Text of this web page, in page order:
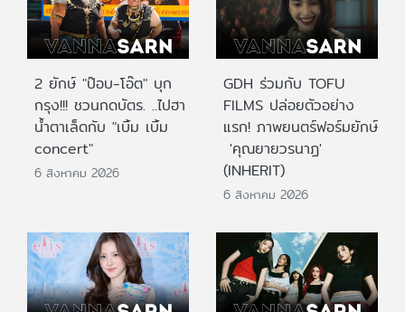
2 ยักษ์ "ป๊อบ-โอ๊ต" บุก
กรุง!!! ชวนกดบัตร. ..ไปฮา
น้ำตาเล็ดกับ "เบิ้ม เบิ้ม
concert"
6 สิงหาคม 2026
GDH ร่วมกับ TOFU
FILMS ปล่อยตัวอย่าง
แรก! ภาพยนตร์ฟอร์มยักษ์
'คุณยายวรนาฏ'
(INHERIT)
6 สิงหาคม 2026